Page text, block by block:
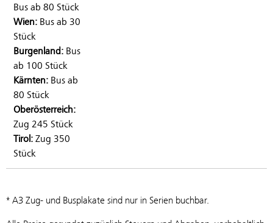
Bus ab 80 Stück
Wien: Bus ab 30
Stück
Burgenland: Bus
ab 100 Stück
Kärnten: Bus ab
80 Stück
Oberösterreich:
Zug 245 Stück
Tirol: Zug 350
Stück
* A3 Zug- und Busplakate sind nur in Serien buchbar.